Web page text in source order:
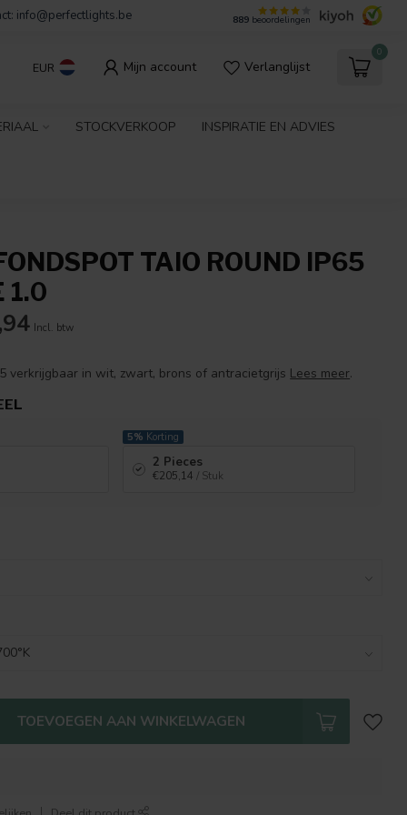
info@perfectlights.be 889 beoordelingen
EUR Mijn account Verlanglijst
0
STOCKVERKOOP INSPIRATIE EN ADVIES
TAIO ROUND IP65
1.0
Incl. btw
verkrijgbaar in wit, zwart, brons of antracietgrijs Lees meer.
5% Korting
2 Pieces
€205,14 / Stuk
TOEVOEGEN AAN WINKELWAGEN